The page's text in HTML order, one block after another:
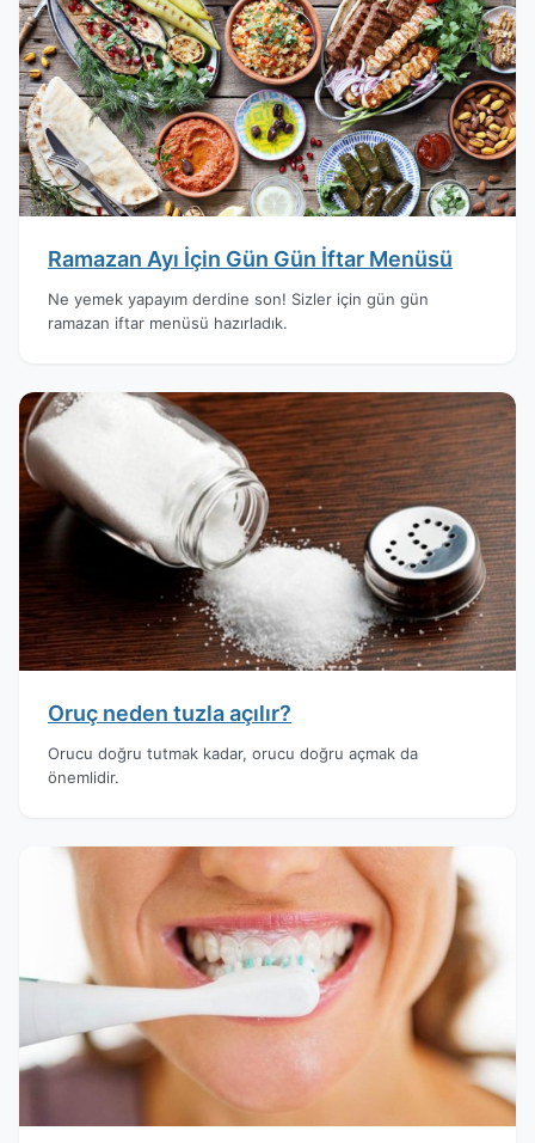
Ramazan Ayı İçin Gün Gün İftar Menüsü
Ne yemek yapayım derdine son! Sizler için gün gün
ramazan iftar menüsü hazırladık.
Oruç neden tuzla açılır?
Orucu doğru tutmak kadar, orucu doğru açmak da
önemlidir.